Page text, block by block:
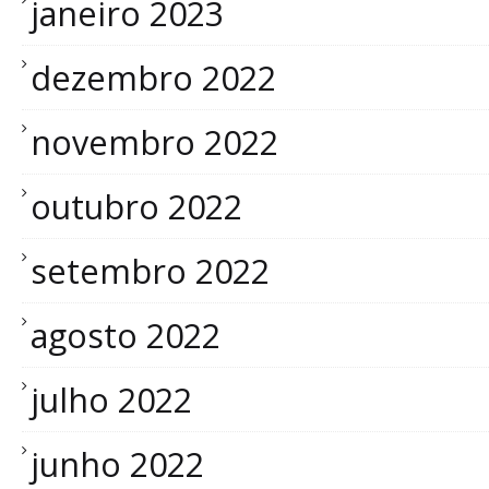
janeiro 2023
dezembro 2022
novembro 2022
outubro 2022
setembro 2022
agosto 2022
julho 2022
junho 2022